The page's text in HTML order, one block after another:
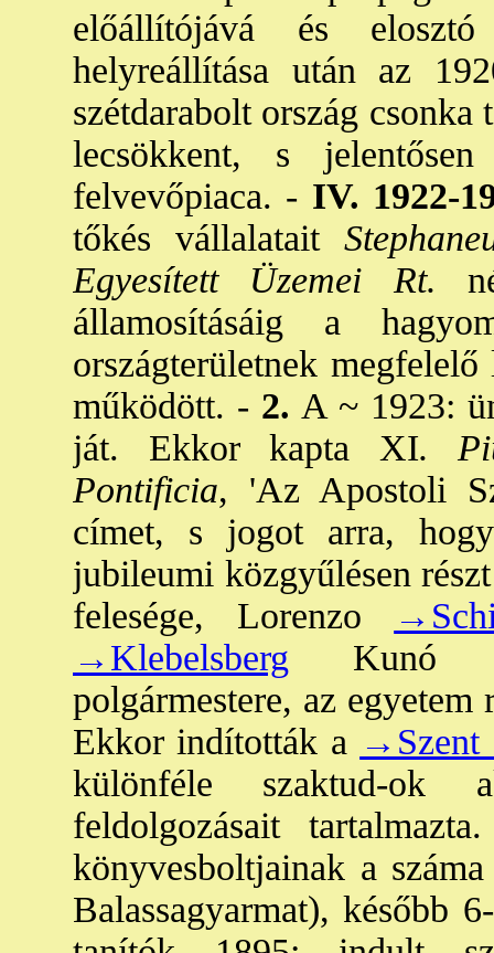
előállítójává és
helyreállítása után az
szétdarabolt ország csonka
lecsökkent, s
felvevőpiaca. - IV. 1922-
tőkés vállalatait
Egyesített Üzemei Rt.
államosításáig a
országterületnek megfelelő
működött. - 2. A ~ 1923:
ját. Ekkor kapta XI.
Pontificia, 'Az Apostoli
címet, s jogot arra,
jubileumi közgyűlésen
felesége, Lorenzo
→Klebelsberg Kunó
polgármestere, az egyetem
Ekkor indították a →Szent
különféle szaktud-ok
feldolgozásait
könyvesboltjainak a
Balassagyarmat), később